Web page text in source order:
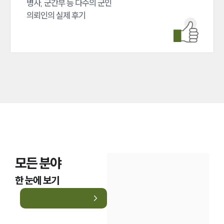
업무분야
뉴스레터/브로슈어
병사, 군간부 등 다수의 군인
의뢰인의 실제 후기
모든 분야
한 눈에 보기